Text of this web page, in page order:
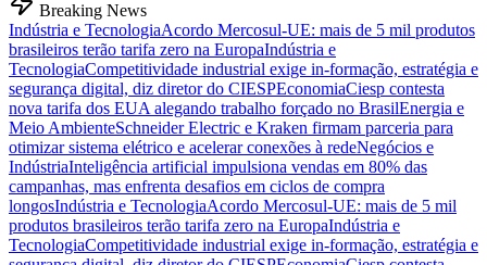
Breaking News
Indústria e TecnologiaAcordo Mercosul-UE: mais de 5 mil produtos
brasileiros terão tarifa zero na EuropaIndústria e
TecnologiaCompetitividade industrial exige in-formação, estratégia e
segurança digital, diz diretor do CIESPEconomiaCiesp contesta
nova tarifa dos EUA alegando trabalho forçado no BrasilEnergia e
Meio AmbienteSchneider Electric e Kraken firmam parceria para
otimizar sistema elétrico e acelerar conexões à redeNegócios e
IndústriaInteligência artificial impulsiona vendas em 80% das
campanhas, mas enfrenta desafios em ciclos de compra
longosIndústria e TecnologiaAcordo Mercosul-UE: mais de 5 mil
produtos brasileiros terão tarifa zero na EuropaIndústria e
TecnologiaCompetitividade industrial exige in-formação, estratégia e